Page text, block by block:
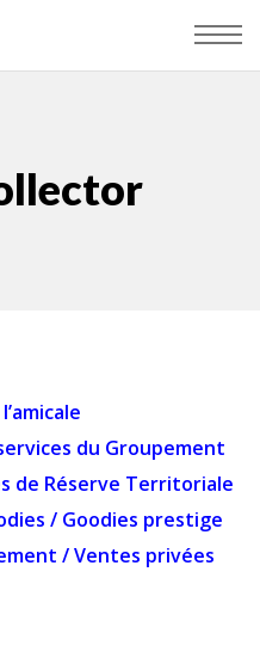
du Groupement
de Réserve Territoriale
/ Goodies prestige
/Ventes privées